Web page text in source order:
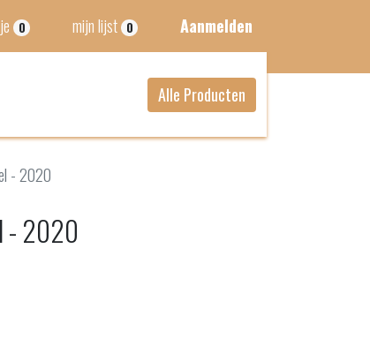
0 mijn lijst 0 Aanmelden
Alle Producten
- 2020
- 2020